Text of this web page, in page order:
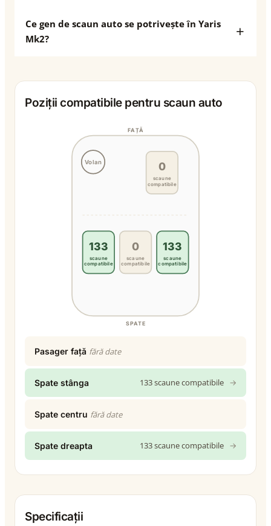
Ce gen de scaun auto se potrivește în Yaris
Mk2?
Poziții compatibile pentru scaun auto
Volan
FAȚĂ
SPATE
0
scaune
compatibile
133
scaune
compatibile
0
scaune
compatibile
133
scaune
compatibile
Pasager față fără date
Spate stânga 133 scaune compatibile →
Spate centru fără date
Spate dreapta 133 scaune compatibile →
Specificații